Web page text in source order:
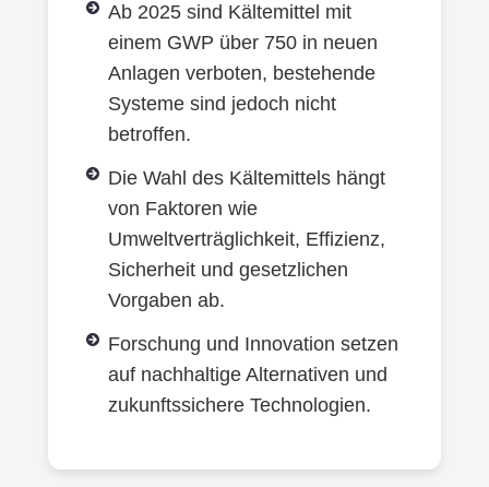
Ab 2025 sind Kältemittel mit
einem GWP über 750 in neuen
Anlagen verboten, bestehende
Systeme sind jedoch nicht
betroffen.
Die Wahl des Kältemittels hängt
von Faktoren wie
Umweltverträglichkeit, Effizienz,
Sicherheit und gesetzlichen
Vorgaben ab.
Forschung und Innovation setzen
auf nachhaltige Alternativen und
zukunftssichere Technologien.